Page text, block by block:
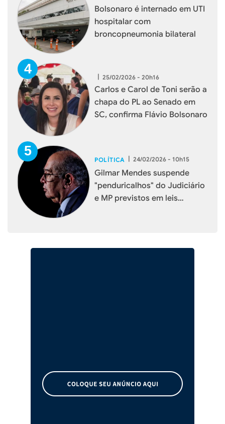
Bolsonaro é internado em UTI
hospitalar com
broncopneumonia bilateral
| 25/02/2026 - 20h16
Carlos e Carol de Toni serão a
chapa do PL ao Senado em
SC, confirma Flávio Bolsonaro
POLÍTICA 24/02/2026 - 10h15
Gilmar Mendes suspende
"penduricalhos" do Judiciário
e MP previstos em leis